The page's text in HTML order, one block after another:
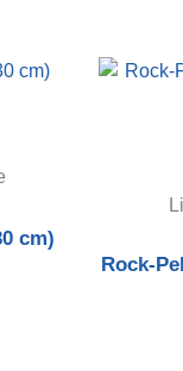
cm)
Rock-